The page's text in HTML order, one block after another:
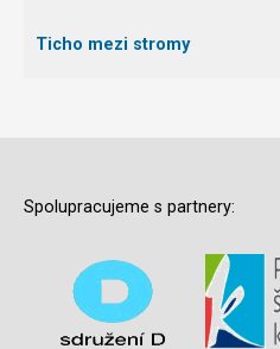
Ticho mezi stromy
Spolupracujeme s partnery: